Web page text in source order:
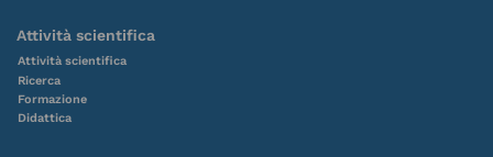
Attività scientifica
Attività scientifica
Ricerca
Formazione
Didattica